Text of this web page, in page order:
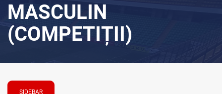
MASCULIN
(COMPETIȚII)
SIDEBAR